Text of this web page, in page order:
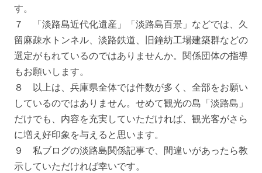
す。
７ 「淡路島近代化遺産」「淡路島百景」などでは、久
留麻疎水トンネル、淡路鉄道、旧鐘紡工場建築群などの
選定がもれているのではありませんか。関係団体の指導
もお願いします。
８ 以上は、兵庫県全体では件数が多く、全部をお願い
しているのではありません。せめて観光の島「淡路島」
だけでも、内容を充実していただければ、観光客がさら
に増え好印象を与えると思います。
９ 私ブログの淡路島関係記事で、間違いがあったら教
示していただければ幸いです。